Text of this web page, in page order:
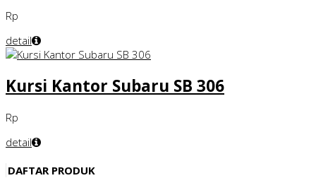
Rp
detail
Kursi Kantor Subaru SB 306
Rp
detail
DAFTAR PRODUK